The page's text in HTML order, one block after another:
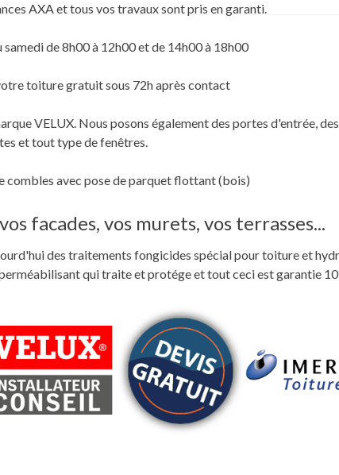
AXA et tous vos travaux sont pris en garanti.
de 8h00 à 12h00 et de 14h00 à 18h00
toiture gratuit sous 72h après contact
VELUX. Nous posons également des portes d'entrée,
et tout type de fenêtres.
combles avec pose de parquet flottant (bois)
facades, vos murets, vos terrasses...
des traitements fongicides spécial pour toiture et
qui traite et protége et tout ceci est garantie 10